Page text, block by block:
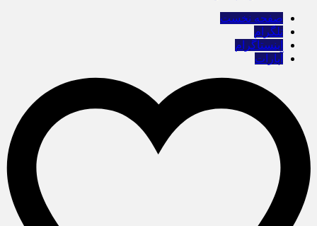
صفحه نخست
تلگرام
اینستاگرام
آپارات